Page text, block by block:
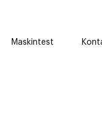
Maskintest